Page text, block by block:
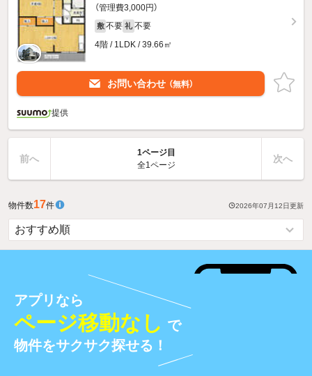
（管理費3,000円）
敷 不要 礼 不要
4階 / 1LDK / 39.66㎡
お問い合わせ （無料）
提供
前へ
1ページ目
全1ページ
次へ
物件数17件 2026年07月12日更新
アプリなら
ページ移動なし で
物件をサクサク探せる！